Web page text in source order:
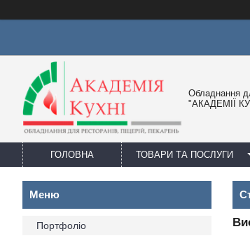
Обладнання
"АКАДЕМІЇ
ГОЛОВНА ТОВАРИ ТА ПОСЛУГИ
Портфоліо